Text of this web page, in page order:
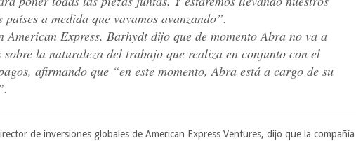
a medida que vayamos avanzando”.
American Express, Barhydt dijo que de momento Abra no va a
sobre la naturaleza del trabajo que realiza en conjunto con el
afirmando que “en este momento, Abra está a cargo de su
de inversiones globales de American Express Ventures, dijo que la compañía